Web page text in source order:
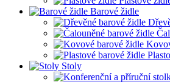
Barové židle
Stoly